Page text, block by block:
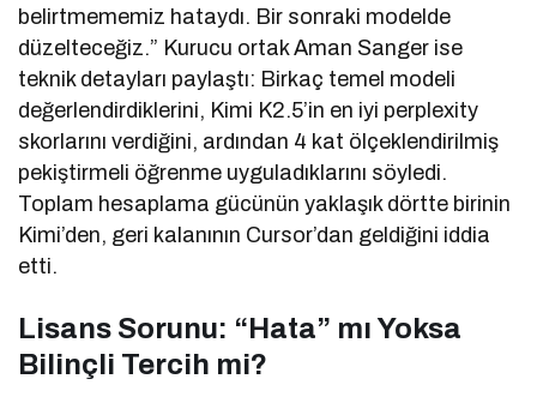
belirtmememiz hataydı. Bir sonraki modelde
düzelteceğiz.” Kurucu ortak Aman Sanger ise
teknik detayları paylaştı: Birkaç temel modeli
değerlendirdiklerini, Kimi K2.5’in en iyi perplexity
skorlarını verdiğini, ardından 4 kat ölçeklendirilmiş
pekiştirmeli öğrenme uyguladıklarını söyledi.
Toplam hesaplama gücünün yaklaşık dörtte birinin
Kimi’den, geri kalanının Cursor’dan geldiğini iddia
etti.
Lisans Sorunu: “Hata” mı Yoksa
Bilinçli Tercih mi?